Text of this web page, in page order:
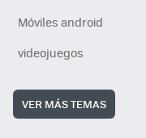
Móviles android
videojuegos
VER MÁS TEMAS